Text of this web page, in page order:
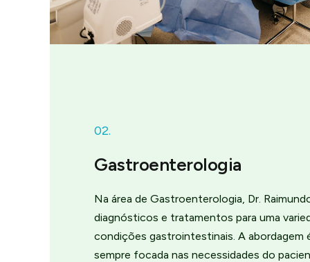
02.
Gastroenterologia
Na área de Gastroenterologia, Dr.
diagnósticos e tratamentos para uma
condições gastrointestinais. A abordagem
sempre focada nas necessidades do